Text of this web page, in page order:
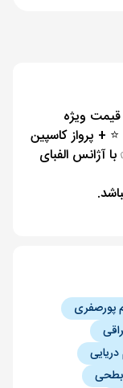
شب و 8 روز ارزان قیمت ویژه
هتل های 3 تا 5 ستاره ⭐️ + پرواز کاسپین
آژانس الفبای
پورصفری